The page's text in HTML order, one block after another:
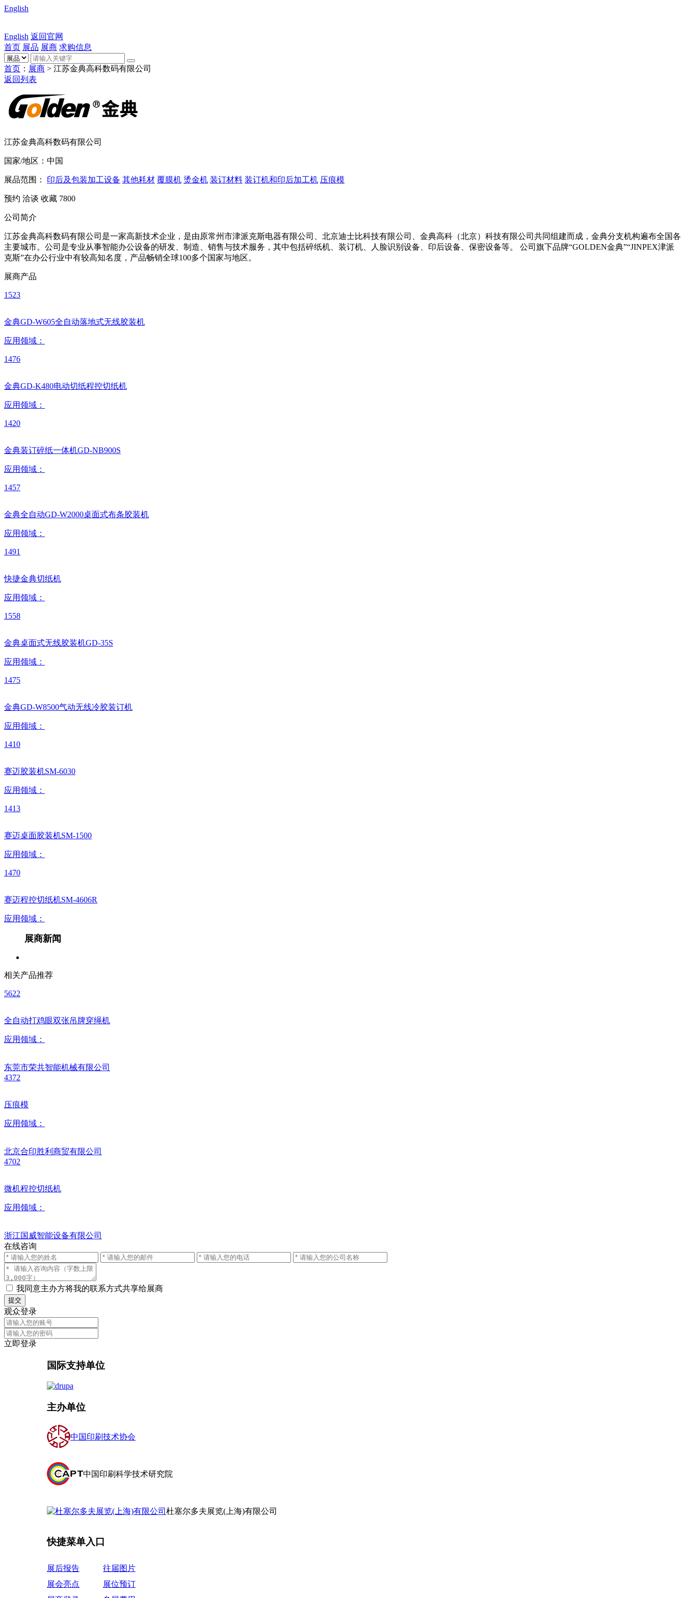
English
English 返回官网
首页 展品 展商 求购信息
首页 ： 展商 > 江苏金典高科数码有限公司
返回列表
江苏金典高科数码有限公司
国家/地区：中国
展品范围： 印后及包装加工设备 其他耗材 覆膜机 烫金机 装订材料 装订机和印后加工机 压痕模
预约 洽谈 收藏 7800
公司简介
江苏金典高科数码有限公司是一家高新技术企业，是由原常州市津派克斯电器有限公司、北京迪士比科技有限公司、金典高科（北京）科技有限公司共同组建而成，金典分支机构遍布全国各
主要城市。公司是专业从事智能办公设备的研发、制造、销售与技术服务，其中包括碎纸机、装订机、人脸识别设备、印后设备、保密设备等。 公司旗下品牌“GOLDEN金典”“JINPEX津派
克斯”在办公行业中有较高知名度，产品畅销全球100多个国家与地区。
展商产品
1523
金典GD-W605全自动落地式无线胶装机
应用领域：
1476
金典GD-K480电动切纸程控切纸机
应用领域：
1420
金典装订碎纸一体机GD-NB900S
应用领域：
1457
金典全自动GD-W2000桌面式布条胶装机
应用领域：
1491
快捷金典切纸机
应用领域：
1558
金典桌面式无线胶装机GD-35S
应用领域：
1475
金典GD-W8500气动无线冷胶装订机
应用领域：
1410
赛迈胶装机SM-6030
应用领域：
1413
赛迈桌面胶装机SM-1500
应用领域：
1470
赛迈程控切纸机SM-4606R
应用领域：
展商新闻
相关产品推荐
5622
全自动打鸡眼双张吊牌穿绳机
应用领域：
东莞市荣共智能机械有限公司
4372
压痕模
应用领域：
北京合印胜利商贸有限公司
4702
微机程控切纸机
应用领域：
浙江国威智能设备有限公司
在线咨询
我同意主办方将我的联系方式共享给展商
提交
观众登录
立即登录
国际支持单位
主办单位
中国印刷技术协会
中国印刷科学技术研究院
杜塞尔多夫展览(上海)有限公司
快捷菜单入口
展后报告
往届图片
展会亮点
展位预订